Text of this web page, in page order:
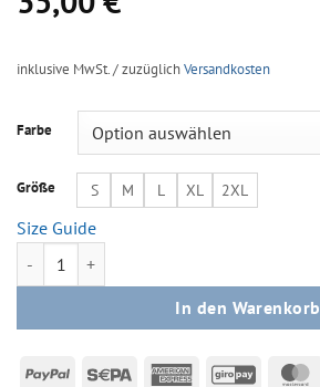
inklusive MwSt. / zuzüglichVersandkosten
Farbe
Größe S M L XL 2XL
Size Guide
Shred, Vino & Amore Menge
In den Warenkorb
PayPal Sepa
AmericanGiroPay